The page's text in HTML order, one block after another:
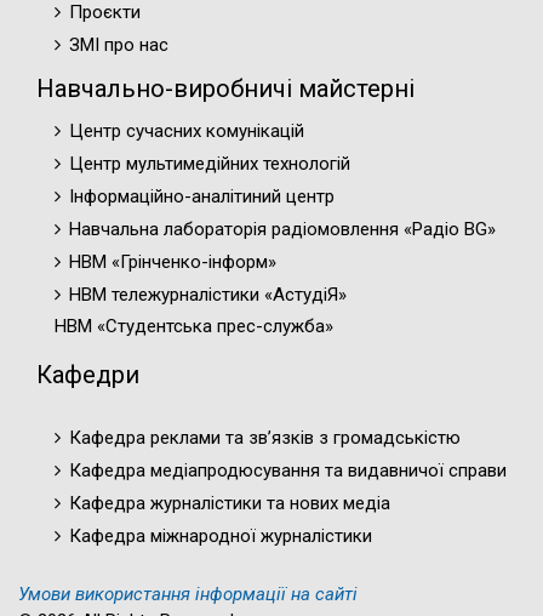
Проєкти
ЗМІ про нас
Навчально-виробничі майстерні
Центр сучасних комунікацій
Центр мультимедійних технологій
Інформаційно-аналітиний центр
Навчальна лабораторія радіомовлення «Радіо BG»
НВМ «Грінченко-інформ»
НВМ тележурналістики «АстудіЯ»
НВМ «Студентська прес-служба»
Кафедри
Кафедра реклами та зв’язків з громадськістю
Кафедра медіапродюсування та видавничої справи
Кафедра журналістики та нових медіа
Кафедра міжнародної журналістики
Умови використання інформації на сайті